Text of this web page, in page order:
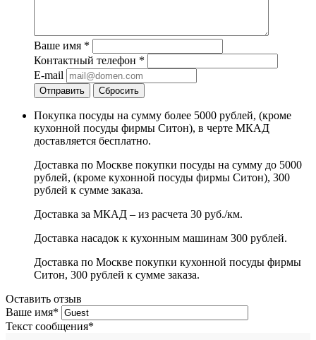
Ваше имя *
Контактный телефон *
E-mail
Отправить Сбросить
Покупка посуды на сумму более 5000 рублей, (кроме
кухонной посуды фирмы Ситон), в черте МКАД
доставляется бесплатно.
Доставка по Москве покупки посуды на сумму до 5000
рублей, (кроме кухонной посуды фирмы Ситон), 300
рублей к сумме заказа.
Доставка за МКАД – из расчета 30 руб./км.
Доставка насадок к кухонным машинам 300 рублей.
Доставка по Москве покупки кухонной посуды фирмы
Ситон, 300 рублей к сумме заказа.
Оставить отзыв
Ваше имя*
Текст сообщения*